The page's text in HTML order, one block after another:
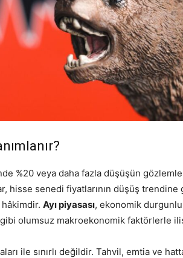
%20 veya daha fazla düşüşün
hisse senedi fiyatlarının düşüş trendine
Ayı piyasası, ekonomik
olumsuz makroekonomik faktörlerle
ile sınırlı değildir. Tahvil, emtia ve